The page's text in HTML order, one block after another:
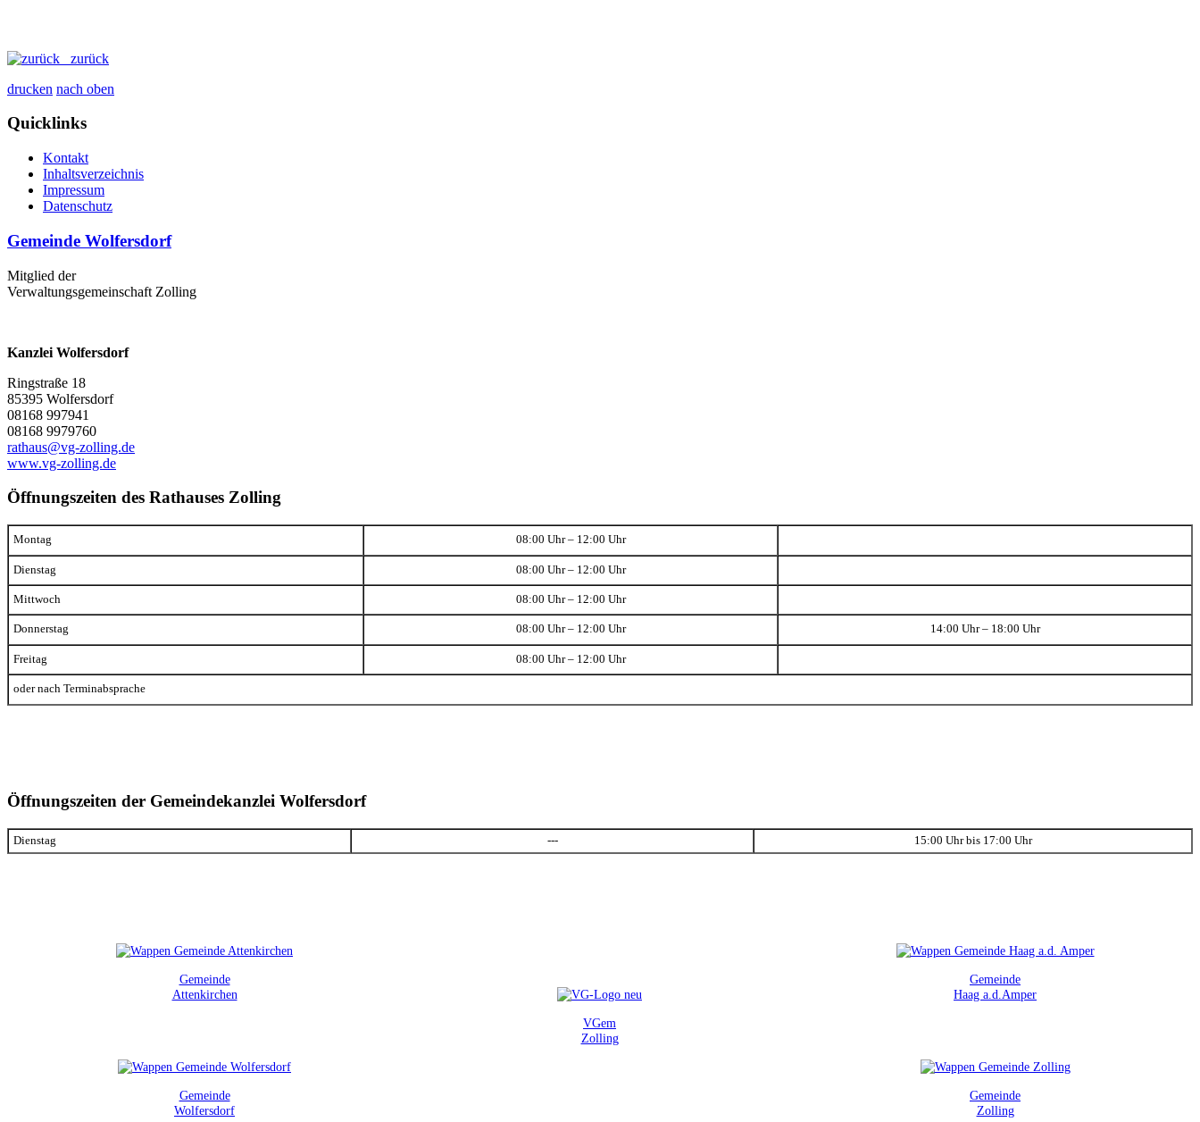
zurück
drucken nach oben
Quicklinks
Kontakt
Inhaltsverzeichnis
Impressum
Datenschutz
Gemeinde Wolfersdorf
Mitglied der
Verwaltungsgemeinschaft Zolling
Kanzlei Wolfersdorf
Ringstraße 18
85395 Wolfersdorf
08168 997941
08168 9979760
rathaus@vg-zolling.de
www.vg-zolling.de
Öffnungszeiten des Rathauses Zolling
Montag 08:00 Uhr – 12:00 Uhr
Dienstag 08:00 Uhr – 12:00 Uhr
Mittwoch 08:00 Uhr – 12:00 Uhr
Donnerstag 08:00 Uhr – 12:00 Uhr 14:00 Uhr – 18:00 Uhr
Freitag 08:00 Uhr – 12:00 Uhr
oder nach Terminabsprache
Öffnungszeiten der Gemeindekanzlei Wolfersdorf
Dienstag --- 15:00 Uhr bis 17:00 Uhr
Gemeinde
Attenkirchen
VGem
Zolling
Gemeinde
Haag a.d.Amper
Gemeinde
Wolfersdorf
Gemeinde
Zolling